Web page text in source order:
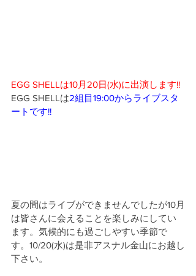
EGG SHELLは10月20日(水)に出演します!!
EGG SHELLは2組目19:00からライブスタ
ートです!!
夏の間はライブができませんでしたが10月
は皆さんに会えることを楽しみにしてい
ます。気候的にも過ごしやすい季節で
す。10/20(水)は是非アスナル金山にお越し
下さい。